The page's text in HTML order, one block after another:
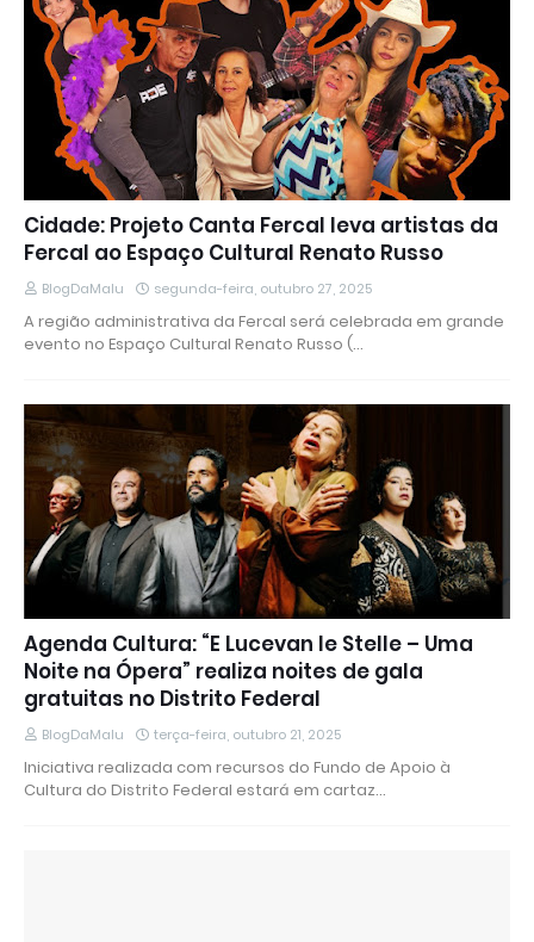
Cidade: Projeto Canta Fercal leva artistas da
Fercal ao Espaço Cultural Renato Russo
BlogDaMalu segunda-feira, outubro 27, 2025
A região administrativa da Fercal será celebrada em grande
evento no Espaço Cultural Renato Russo (…
Agenda Cultura: “E Lucevan le Stelle – Uma
Noite na Ópera” realiza noites de gala
gratuitas no Distrito Federal
BlogDaMalu terça-feira, outubro 21, 2025
Iniciativa realizada com recursos do Fundo de Apoio à
Cultura do Distrito Federal estará em cartaz…